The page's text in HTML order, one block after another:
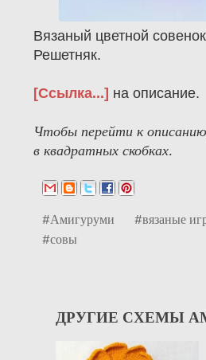
Вязаный цветной
Решетняк.
[Ссылка...] на описание.
Чтобы перейти к
в квадратных скобках.
#Амигуруми #вязаные
#совы
ДРУГИЕ СХЕМЫ